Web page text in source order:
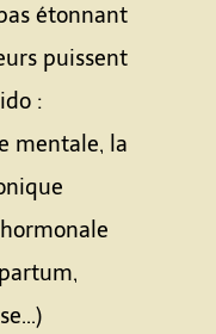
étonnant
puissent
:
mentale, la